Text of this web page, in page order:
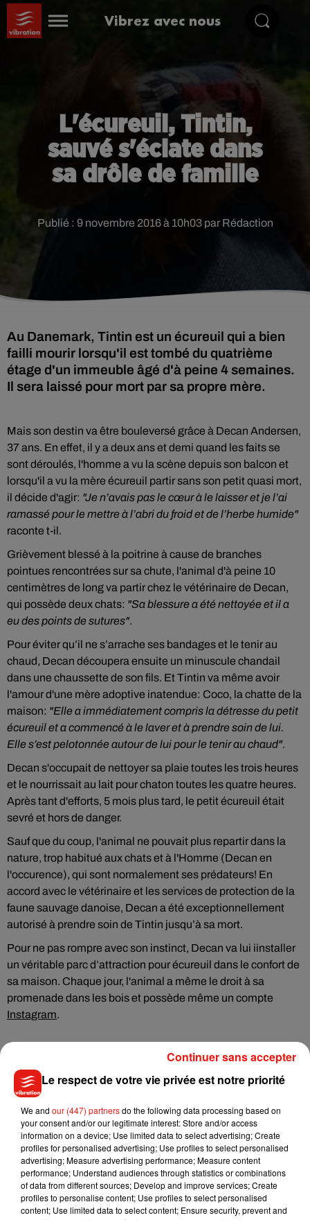
Vibrez avec nous
L'écureuil, Tintin,
sauvé s'éclate dans
sa drôle de famille
Publié : 9 novembre 2016 à 10h03 par Rédaction
Au Danemark, Tintin est un écureuil qui a bien
failli mourir lorsqu'il est tombé du quatrième
étage d'un immeuble âgé d'à peine 4 semaines.
Il sera laissé pour mort par sa propre mère.
Mais son destin va être bouleversé grâce à Decan Andersen,
37 ans. En effet, il y a deux ans et demi quand les faits se
sont déroulés, l'homme a vu la scène depuis son balcon et
lorsqu'il a vu la mère écureuil partir sans son petit quasi mort,
il décide d'agir: "Je n’avais pas le cœur à le laisser et je l’ai
ramassé pour le mettre à l’abri du froid et de l’herbe humide"
raconte t-il.
Grièvement blessé à la poitrine à cause de branches
pointues rencontrées sur sa chute, l'animal d'à peine 10
centimètres de long va partir chez le vétérinaire de Decan,
qui possède deux chats: "Sa blessure a été nettoyée et il a
eu des points de sutures".
Pour éviter qu’il ne s’arrache ses bandages et le tenir au
chaud, Decan découpera ensuite un minuscule chandail
dans une chaussette de son fils. Et Tintin va même avoir
l'amour d'une mère adoptive inatendue: Coco, la chatte de la
maison: "Elle a immédiatement compris la détresse du petit
écureuil et a commencé à le laver et à prendre soin de lui.
Elle s’est pelotonnée autour de lui pour le tenir au chaud".
Decan s'occupait de nettoyer sa plaie toutes les trois heures
et le nourrissait au lait pour chaton toutes les quatre heures.
Après tant d'efforts, 5 mois plus tard, le petit écureuil était
sevré et hors de danger.
Sauf que du coup, l'animal ne pouvait plus repartir dans la
nature, trop habitué aux chats et à l'Homme (Decan en
l'occurence), qui sont normalement ses prédateurs! En
accord avec le vétérinaire et les services de protection de la
faune sauvage danoise, Decan a été exceptionnellement
autorisé à prendre soin de Tintin jusqu’à sa mort.
Pour ne pas rompre avec son instinct, Decan va lui iinstaller
un véritable parc d’attraction pour écureuil dans le confort de
sa maison. Chaque jour, l'animal a même le droit à sa
promenade dans les bois et possède même un compte
Instagram.
Le respect de votre vie privée est notre priorité
We and our (447) partnersdo the following data processing based on
your consent and/or our legitimate interest: Store and/or access
information on a device; Use limited data to select advertising; Create
profiles for personalised advertising; Use profiles to select personalised
advertising; Measure advertising performance; Measure content
performance; Understand audiences through statistics or combinations
of data from different sources; Develop and improve services; Create
profiles to personalise content; Use profiles to select personalised
content; Use limited data to select content; Ensure security, prevent and
Continuer sans accepter